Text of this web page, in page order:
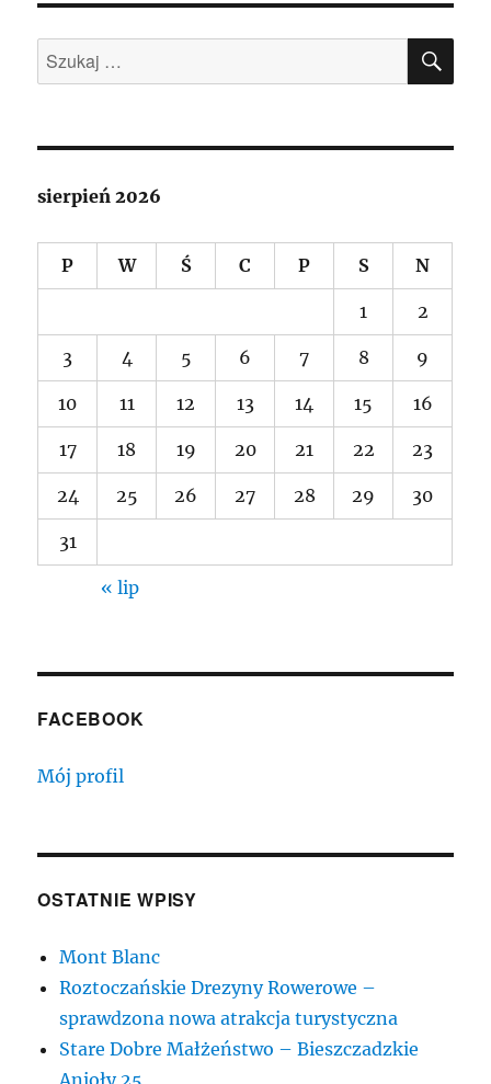
Szukaj:
sierpień 2026
P W Ś C P S N
1 2
3 4 5 6 7 8 9
10 11 12 13 14 15 16
17 18 19 20 21 22 23
24 25 26 27 28 29 30
31
« lip
FACEBOOK
Mój profil
OSTATNIE WPISY
Mont Blanc
Roztoczańskie Drezyny Rowerowe –
sprawdzona nowa atrakcja turystyczna
Stare Dobre Małżeństwo – Bieszczadzkie